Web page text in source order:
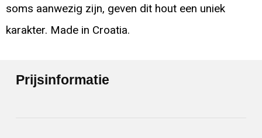
soms aanwezig zijn, geven dit hout een uniek
karakter. Made in Croatia.
Prijsinformatie